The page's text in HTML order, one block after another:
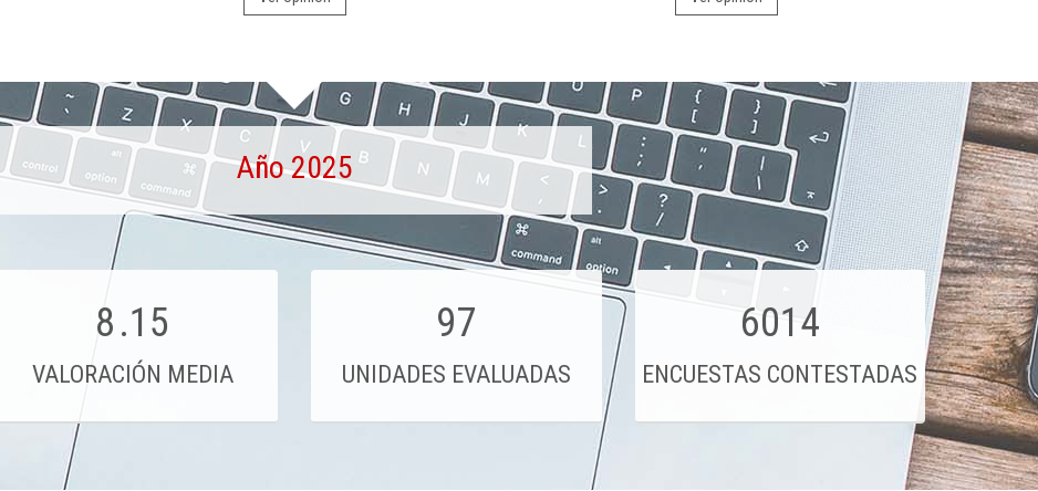
Año 2025
8.15
VALORACIÓN MEDIA
97
UNIDADES EVALUADAS
6014
ENCUESTAS CONTESTADAS